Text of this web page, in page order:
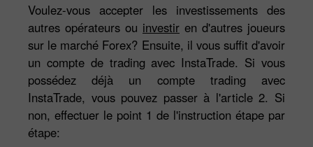
Voulez-vous accepter les investissements des
autres opérateurs ou investir en d'autres joueurs
sur le marché Forex? Ensuite, il vous suffit d'avoir
un compte de trading avec InstaTrade. Si vous
possédez déjà un compte trading avec
InstaTrade, vous pouvez passer à l'article 2. Si
non, effectuer le point 1 de l'instruction étape par
étape: